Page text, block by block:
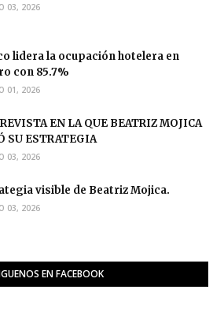
03, 2026
lidera la ocupación hotelera en
con 85.7%
01, 2026
EN LA QUE BEATRIZ MOJICA
SU ESTRATEGIA
03, 2026
visible de Beatriz Mojica.
03, 2026
EN FACEBOOK